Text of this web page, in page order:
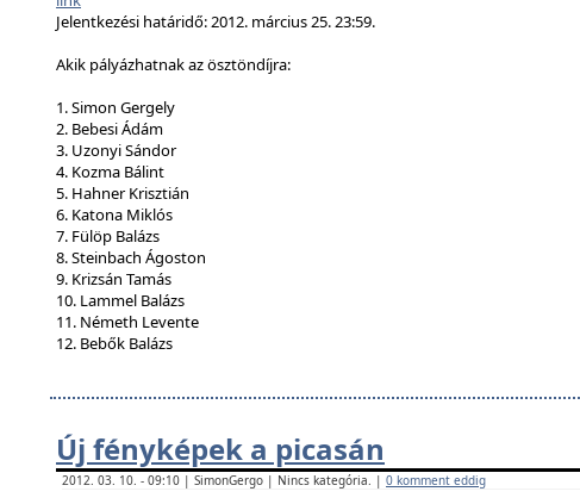
Jelentkezési határidő: 2012. március 25. 23:59.
Akik pályázhatnak az ösztöndíjra:
1. Simon Gergely
2. Bebesi Ádám
3. Uzonyi Sándor
4. Kozma Bálint
5. Hahner Krisztián
6. Katona Miklós
7. Fülöp Balázs
8. Steinbach Ágoston
9. Krizsán Tamás
10. Lammel Balázs
11. Németh Levente
12. Bebők Balázs
Új fényképek a picasán
2012. 03. 10. - 09:10 | SimonGergo | Nincs kategória. | 0 komment eddig